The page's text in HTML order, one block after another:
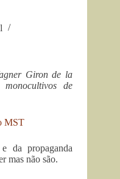
Giron de la
de
MST
da propaganda
mas não são.